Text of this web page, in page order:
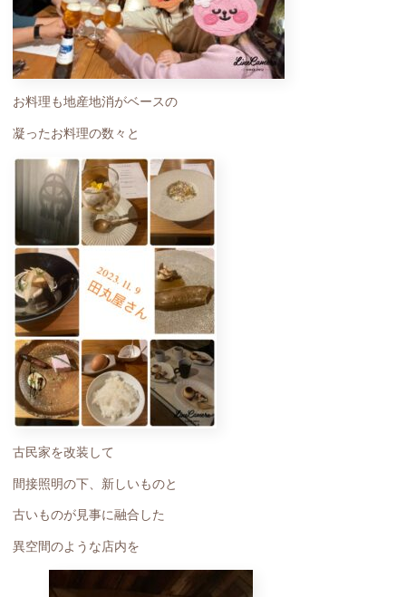
お料理も地産地消がベースの
凝ったお料理の数々と
古民家を改装して
間接照明の下、新しいものと
古いものが見事に融合した
異空間のような店内を